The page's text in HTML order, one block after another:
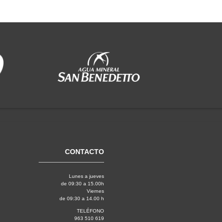
CONTACTO
Lunes a jueves
de 09:30 a 15.00h
Viernes
de 09:30 a 14.00 h
TELÉFONO
963 510 619